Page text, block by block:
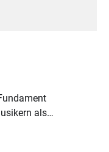
als